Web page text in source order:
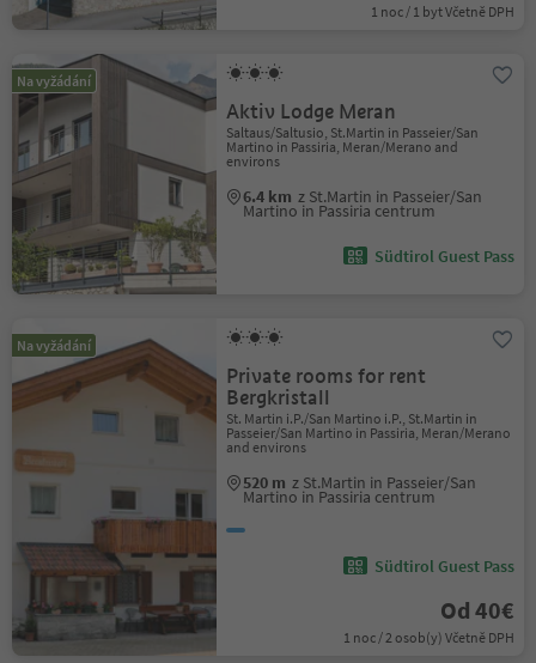
1 noc / 1 byt Včetně DPH
Na vyžádání
Aktiv Lodge Meran
Saltaus/Saltusio, St.Martin in Passeier/San
Martino in Passiria, Meran/Merano and
environs
6.4 km z St.Martin in Passeier/San
Martino in Passiria centrum
Südtirol Guest Pass
Na vyžádání
Private rooms for rent
Bergkristall
St. Martin i.P./San Martino i.P., St.Martin in
Passeier/San Martino in Passiria, Meran/Merano
and environs
520 m z St.Martin in Passeier/San
Martino in Passiria centrum
Südtirol Guest Pass
Od 40€
1 noc / 2 osob(y) Včetně DPH